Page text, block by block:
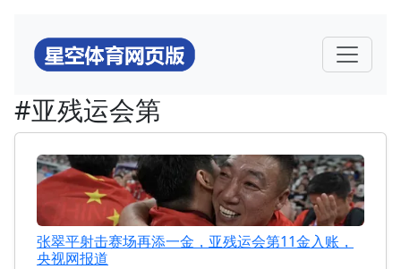
#亚残运会第
张翠平射击赛场再添一金，亚残运会第11金入账，
央视网报道